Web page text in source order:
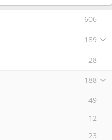
606
189
28
188
49
12
23